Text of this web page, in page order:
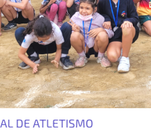
DE ATLETISMO